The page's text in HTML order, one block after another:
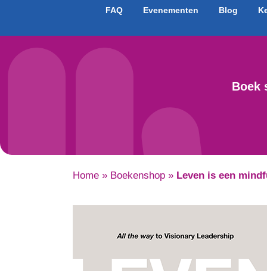
FAQ Evenementen Blog
Boek
Home » Boekenshop » Leven is een